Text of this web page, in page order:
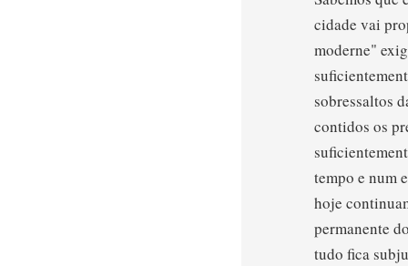
cidade vai
moderne"
sobressaltos
contidos os
tempo e num
hoje
permanente
tudo fica